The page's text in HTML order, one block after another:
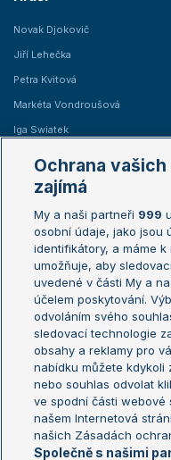
Novak Djokovič
Jiří Lehečka
Petra Kvitová
Markéta Vondroušová
Iga Swiatek
Žebříčky
Žebříček ATP (muži)
Žebříček WTA (ženy)
Sázkařský žebříček
Aktualní trendy
Fotbalové přestupy
Livesport Daily
LS Prague Open
Ochrana
zajímá
My a naši partneři 999
osobní údaje, jako jsou
identifikátory, a máme k
umožňuje, aby
uvedené v části My a
účelem poskytování.
odvoláním svého
sledovací technologie
obsahy a reklamy pro
nabídku můžete kdykoli
nebo souhlas odvolat
ve spodní části webové
našem Internetová
našich Zásadách
Společně s našimi